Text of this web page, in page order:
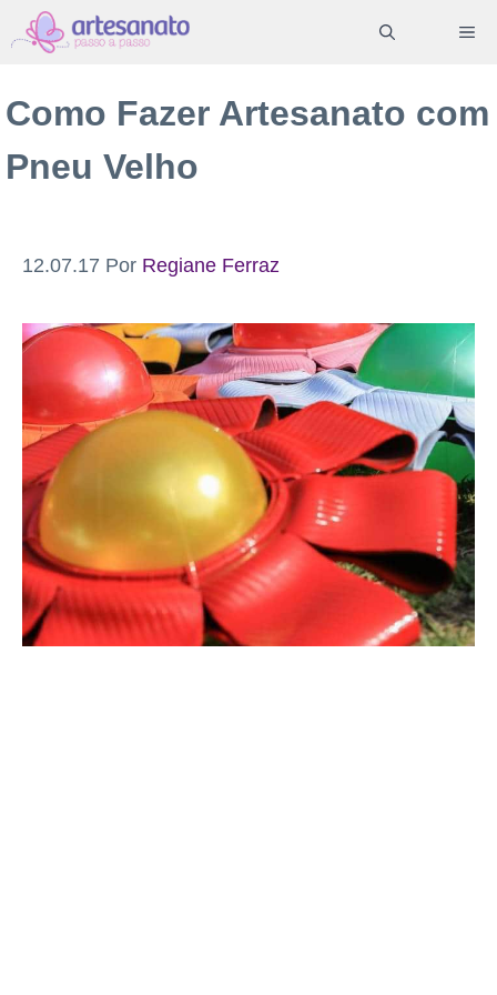
Pular
para
conteúdo
Como Fazer Artesanato com
Pneu Velho
12.07.17 Por Regiane Ferraz